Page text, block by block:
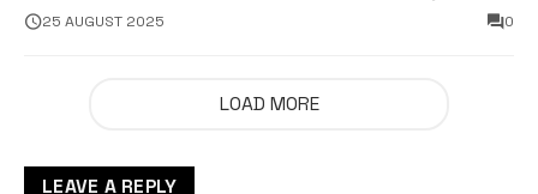
faillite d’État
25 AUGUST 2025 0
LOAD MORE
LEAVE A REPLY